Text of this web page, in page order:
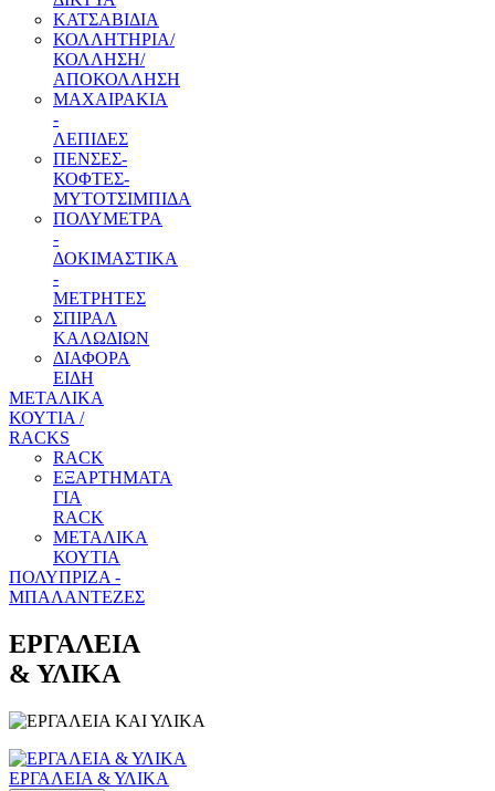
ΚΑΤΣΑΒΙΔΙΑ
ΚΟΛΛΗΤΗΡΙΑ/
ΚΟΛΛΗΣΗ/
ΑΠΟΚΟΛΛΗΣΗ
ΜΑΧΑΙΡΑΚΙΑ
-
ΛΕΠΙΔΕΣ
ΠΕΝΣΕΣ-
ΚΟΦΤΕΣ-
ΜΥΤΟΤΣΙΜΠΙΔΑ
ΠΟΛΥΜΕΤΡΑ
-
ΔΟΚΙΜΑΣΤΙΚΑ
-
ΜΕΤΡΗΤΕΣ
ΣΠΙΡΑΛ
ΚΑΛΩΔΙΩΝ
ΔΙΑΦΟΡΑ
ΕΙΔΗ
ΜΕΤΑΛΙΚΑ
ΚΟΥΤΙΑ /
RACKS
RACK
ΕΞΑΡΤΗΜΑΤΑ
ΓΙΑ
RACK
ΜΕΤΑΛΙΚΑ
ΚΟΥΤΙΑ
ΠΟΛΥΠΡΙΖΑ -
ΜΠΑΛΑΝΤΕΖΕΣ
ΕΡΓΑΛΕΙΑ
& ΥΛΙΚΑ
ΕΡΓΑΛΕΙΑ & ΥΛΙΚΑ